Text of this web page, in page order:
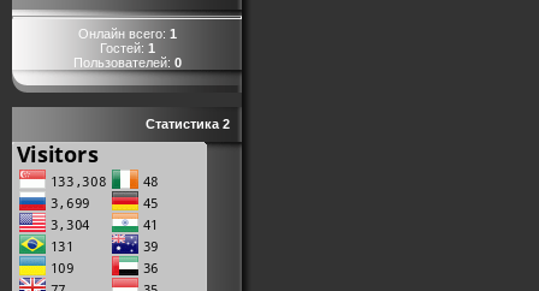
Онлайн всего: 1
Гостей: 1
Пользователей: 0
Статистика 2